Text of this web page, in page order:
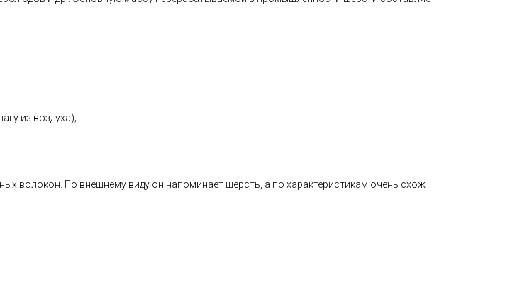
из воздуха);
волокон. По внешнему виду он напоминает шерсть, а по характеристикам очень схож